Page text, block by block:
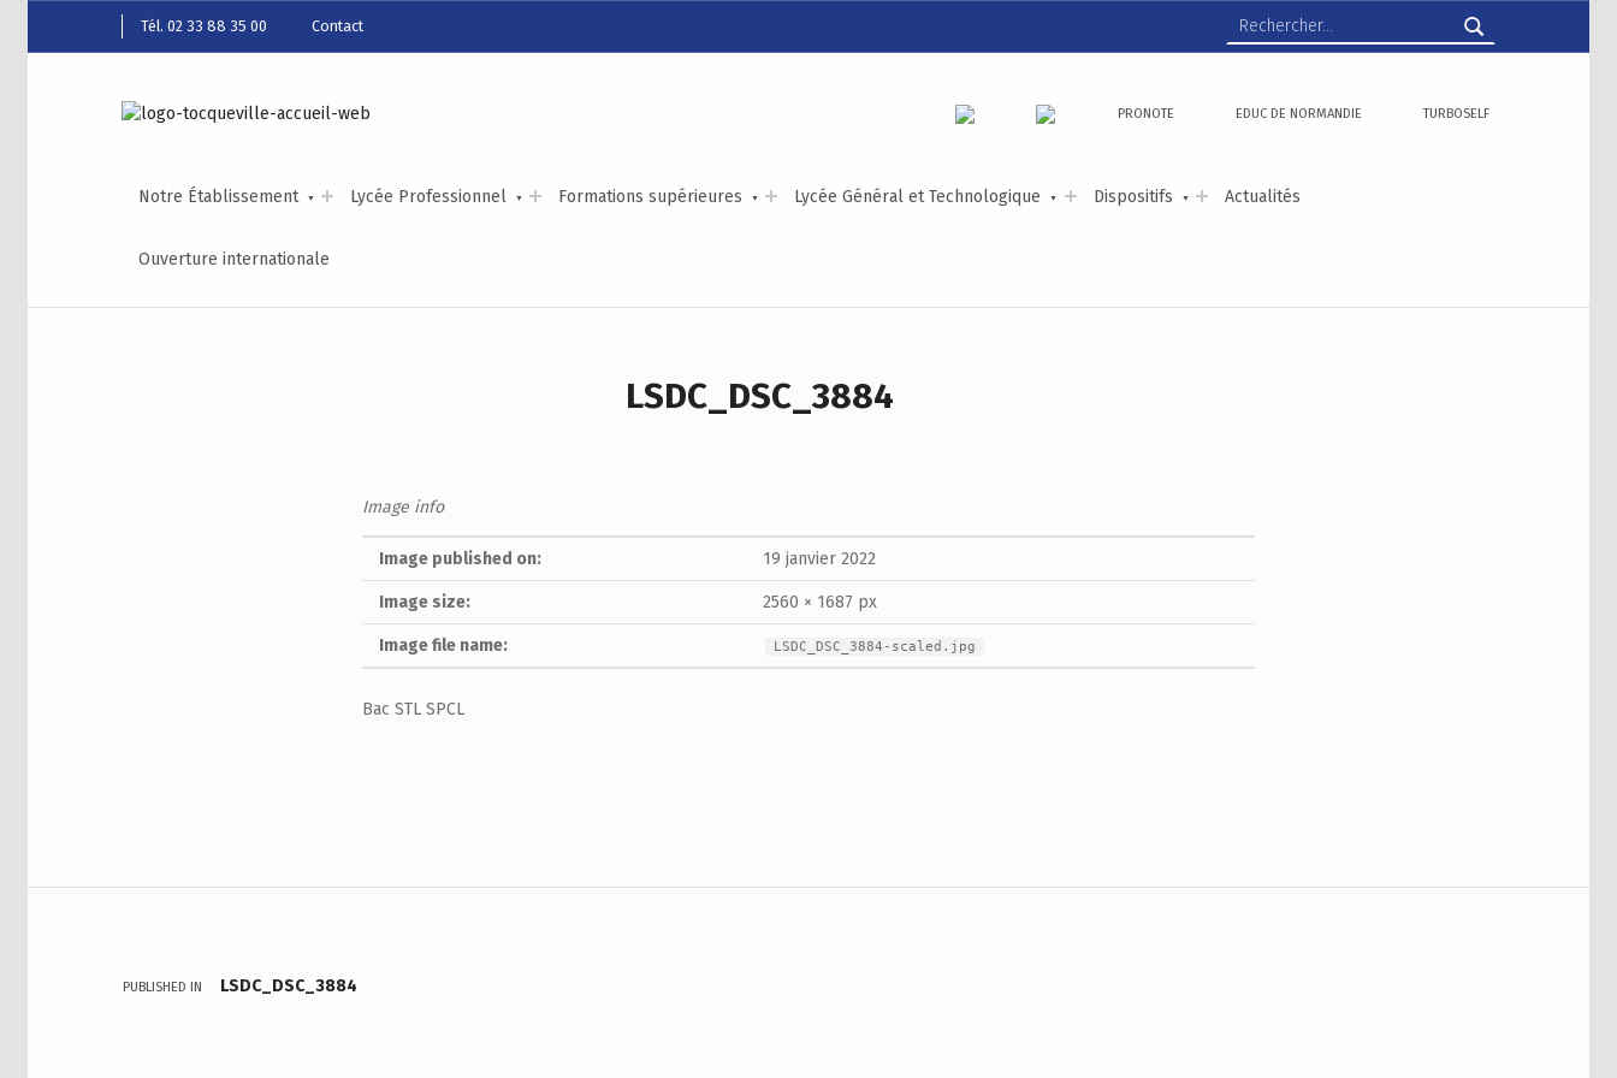
Notre Établissement Lycée Professionnel Formations supérieures Lycée Général et Technologique Dispositifs Actualités
Ouverture internationale
PRONOTE EDUC DE NORMANDIE TURBOSELF
Tél. 02 33 88 35 00 Contact
LSDC_DSC_3884
Image info
Image published on: 19 janvier 2022
Image size: 2560 × 1687 px
Image file name: LSDC_DSC_3884-scaled.jpg
Bac STL SPCL
Navigation de l’article
PUBLISHED IN LSDC_DSC_3884